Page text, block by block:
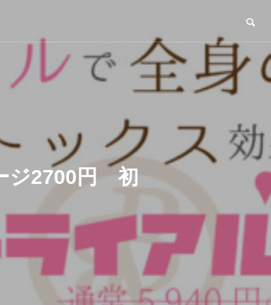
ジ2700円 初